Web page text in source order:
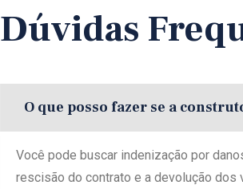
Dúvidas
O que posso fazer se a
Você pode buscar indenização por
rescisão do contrato e a devolução dos